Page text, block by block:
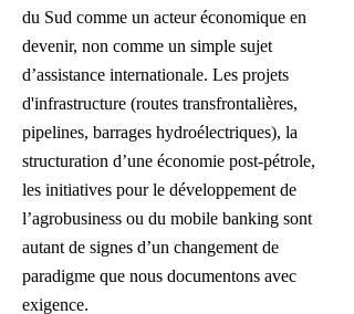
du Sud comme un acteur économique en
devenir, non comme un simple sujet
d’assistance internationale. Les projets
d'infrastructure (routes transfrontalières,
pipelines, barrages hydroélectriques), la
structuration d’une économie post-pétrole,
les initiatives pour le développement de
l’agrobusiness ou du mobile banking sont
autant de signes d’un changement de
paradigme que nous documentons avec
exigence.